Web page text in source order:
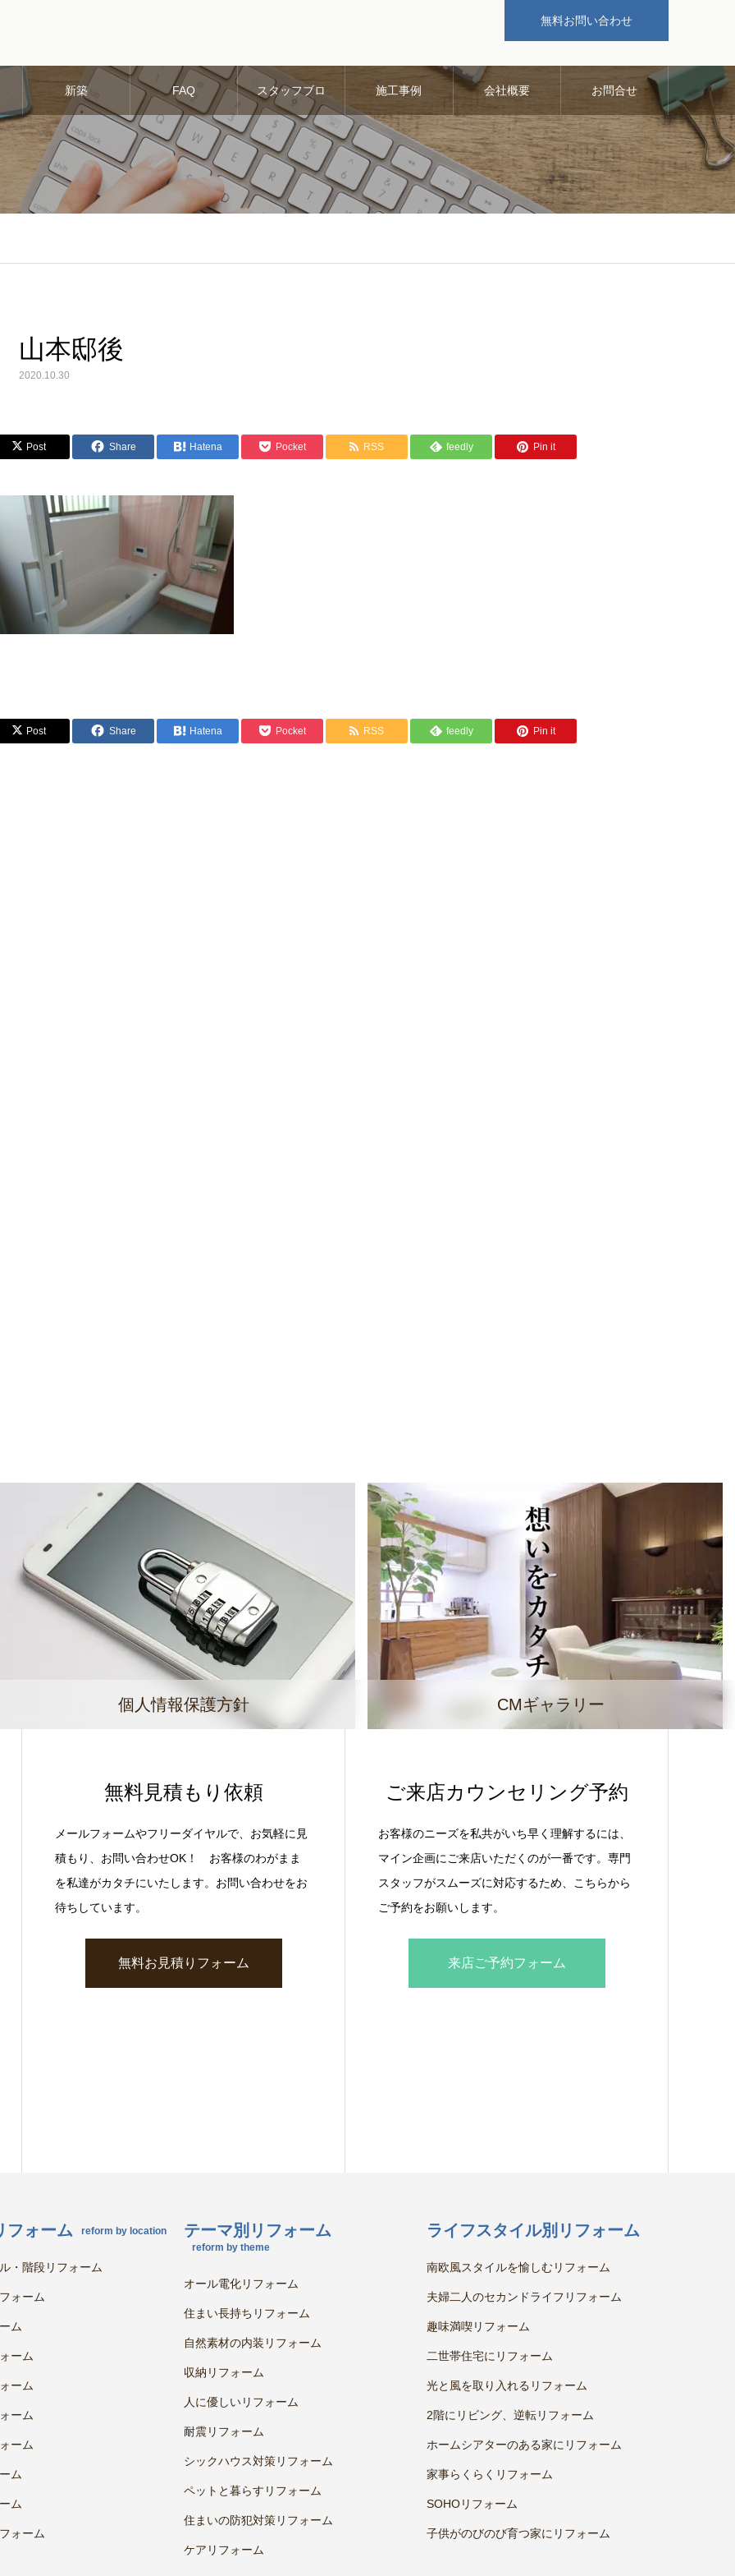
無料お問い合わせ
新築 FAQ スタッフブロ
グ
施工事例 会社概要 お問合せ
山本邸後
2020.10.30
Post Share Hatena Pocket RSS feedly Pin it
Post Share Hatena Pocket RSS feedly Pin it
個人情報保護方針 CMギャラリー
無料見積もり依頼
メールフォームやフリーダイヤルで、お気軽に見
積もり、お問い合わせOK！ お客様のわがまま
を私達がカタチにいたします。お問い合わせをお
待ちしています。
無料お見積りフォーム
ご来店カウンセリング予約
お客様のニーズを私共がいち早く理解するには、
マイン企画にご来店いただくのが一番です。専門
スタッフがスムーズに対応するため、こちらから
ご予約をお願いします。
来店ご予約フォーム
フォーム reform by location
・階段リフォーム
ォーム
ム
ーム
ーム
ーム
ーム
ム
ム
ォーム
テーマ別リフォーム
reform by theme
オール電化リフォーム
住まい長持ちリフォーム
自然素材の内装リフォーム
収納リフォーム
人に優しいリフォーム
耐震リフォーム
シックハウス対策リフォーム
ペットと暮らすリフォーム
住まいの防犯対策リフォーム
ケアリフォーム
ライフスタイル別リフォーム
南欧風スタイルを愉しむリフォーム
夫婦二人のセカンドライフリフォーム
趣味満喫リフォーム
二世帯住宅にリフォーム
光と風を取り入れるリフォーム
2階にリビング、逆転リフォーム
ホームシアターのある家にリフォーム
家事らくらくリフォーム
SOHOリフォーム
子供がのびのび育つ家にリフォーム